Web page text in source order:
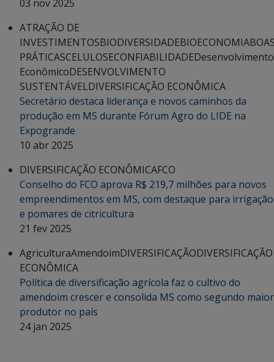
03 nov 2025
ATRAÇÃO DE
INVESTIMENTOSBIODIVERSIDADEBIOECONOMIA
PRÁTICASCELULOSECONFIABILIDADEDesenvolvimento
EconômicoDESENVOLVIMENTO
SUSTENTÁVELDIVERSIFICAÇÃO ECONÔMICA
Secretário destaca liderança e novos caminhos da
produção em MS durante Fórum Agro do LIDE na
Expogrande
10 abr 2025
DIVERSIFICAÇÃO ECONÔMICAFCO
Conselho do FCO aprova R$ 219,7 milhões para novos
empreendimentos em MS, com destaque para irrigação
e pomares de citricultura
21 fev 2025
AgriculturaAmendoimDIVERSIFICAÇÃODIVERSIFICAÇÃO
ECONÔMICA
Política de diversificação agrícola faz o cultivo do
amendoim crescer e consolida MS como segundo maior
produtor no país
24 jan 2025